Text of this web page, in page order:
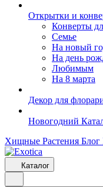
Открытки и
Конверты
Семье
На новый
На день
Любимым
На 8 марта
Декор для
Новогодний
Хищные Растения Блог
Каталог